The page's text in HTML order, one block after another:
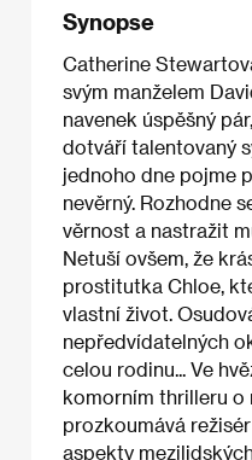
Synopse
Catherine
svým manželem
navenek úspěšný
dotváří talentovaný
jednoho dne pojme
nevěrný. Rozhodne
věrnost a nastražit
Netuší ovšem, že
prostitutka Chloe,
vlastní život.
nepředvídatelných
celou rodinu... Ve
komorním thrilleru o
prozkoumává
aspekty